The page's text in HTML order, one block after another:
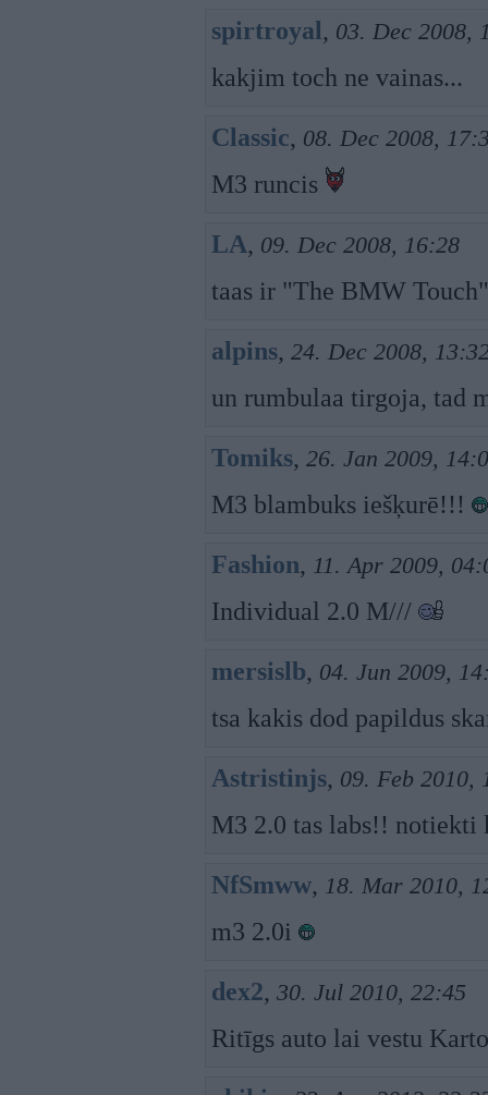
spirtroyal, 03. Dec 2008,
kakjim toch ne vainas...
Classic, 08. Dec 2008,
M3 runcis
LA, 09. Dec 2008, 16:28
taas ir "The BMW
alpins, 24. Dec 2008,
un rumbulaa tirgoja, tad
Tomiks, 26. Jan 2009,
M3 blambuks iešķurē!!!
Fashion, 11. Apr 2009,
Individual 2.0 M///
mersislb, 04. Jun 2009,
tsa kakis dod papildus
Astristinjs, 09. Feb 2010,
M3 2.0 tas labs!! notiekti
NfSmww, 18. Mar 2010,
m3 2.0i
dex2, 30. Jul 2010, 22:45
Ritīgs auto lai vestu